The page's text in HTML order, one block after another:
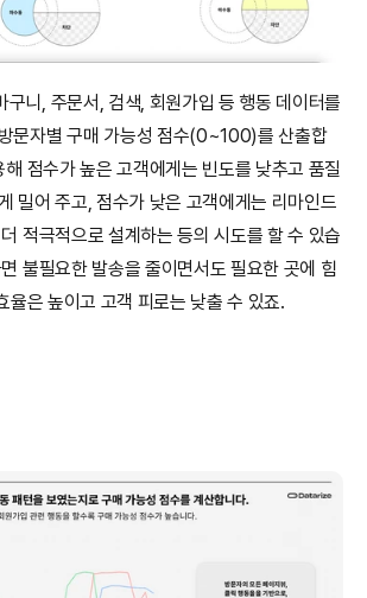
구니, 주문서, 검색, 회원가입 등 행동 데이터를
문자별 구매 가능성 점수(0~100)를 산출합
점수가 높은 고객에게는 빈도를 낮추고 품질
밀어 주고, 점수가 낮은 고객에게는 리마인드
적극적으로 설계하는 등의 시도를 할 수 있습
불필요한 발송을 줄이면서도 필요한 곳에 힘
율은 높이고 고객 피로는 낮출 수 있죠.